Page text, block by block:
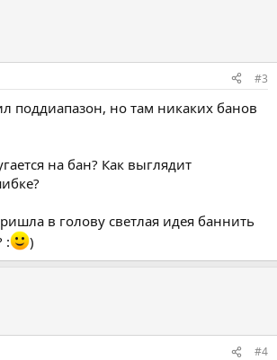
#3
поддиапазон, но там никаких банов
на бан? Как выглядит
в голову светлая идея баннить
:
)
#4